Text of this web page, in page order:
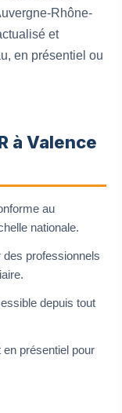
Rhône-
et
en présentiel ou
à Valence
au
nationale.
des professionnels
depuis tout
présentiel pour